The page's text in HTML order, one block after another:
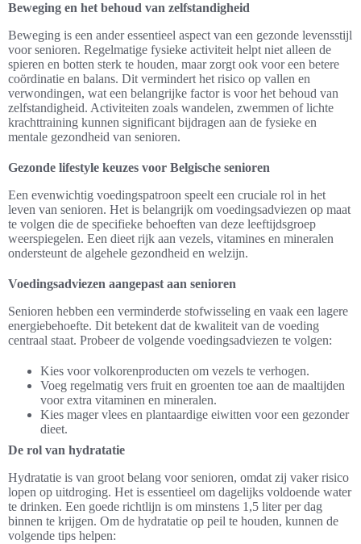
Beweging en het behoud van zelfstandigheid
Beweging is een ander essentieel aspect van een gezonde levensstijl
voor senioren. Regelmatige fysieke activiteit helpt niet alleen de
spieren en botten sterk te houden, maar zorgt ook voor een betere
coördinatie en balans. Dit vermindert het risico op vallen en
verwondingen, wat een belangrijke factor is voor het behoud van
zelfstandigheid. Activiteiten zoals wandelen, zwemmen of lichte
krachttraining kunnen significant bijdragen aan de fysieke en
mentale gezondheid van senioren.
Gezonde lifestyle keuzes voor Belgische senioren
Een evenwichtig voedingspatroon speelt een cruciale rol in het
leven van senioren. Het is belangrijk om voedingsadviezen op maat
te volgen die de specifieke behoeften van deze leeftijdsgroep
weerspiegelen. Een dieet rijk aan vezels, vitamines en mineralen
ondersteunt de algehele gezondheid en welzijn.
Voedingsadviezen aangepast aan senioren
Senioren hebben een verminderde stofwisseling en vaak een lagere
energiebehoefte. Dit betekent dat de kwaliteit van de voeding
centraal staat. Probeer de volgende voedingsadviezen te volgen:
Kies voor volkorenproducten om vezels te verhogen.
Voeg regelmatig vers fruit en groenten toe aan de maaltijden
voor extra vitaminen en mineralen.
Kies mager vlees en plantaardige eiwitten voor een gezonder
dieet.
De rol van hydratatie
Hydratatie is van groot belang voor senioren, omdat zij vaker risico
lopen op uitdroging. Het is essentieel om dagelijks voldoende water
te drinken. Een goede richtlijn is om minstens 1,5 liter per dag
binnen te krijgen. Om de hydratatie op peil te houden, kunnen de
volgende tips helpen: